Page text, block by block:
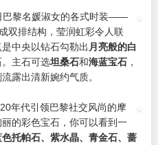
巴黎名媛淑女的各式时装——
双排结构，莹润虹彩令人联
中央以钻石勾勒出 月亮般的白
。主石可选坦桑石和海蓝宝石 ，
露出清新婉约气质。
年代引领巴黎社交风尚的摩
的彩色宝石，你可以看到一
托帕石、紫水晶、青金石、蔷